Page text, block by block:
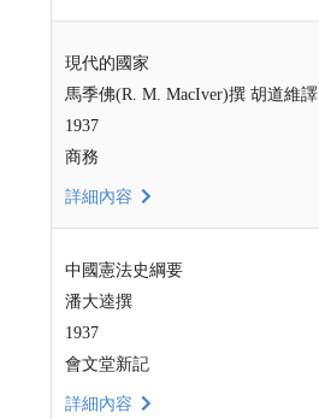
現代的國家
馬季佛(R. M. MacIver)撰 胡道維譯
1937
商務
詳細內容
中國憲法史綱要
潘大逵撰
1937
會文堂新記
詳細內容